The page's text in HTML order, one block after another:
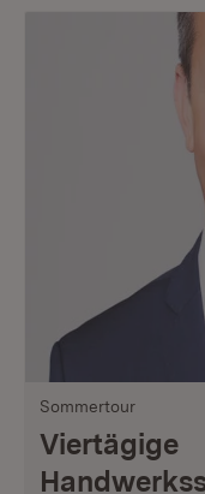
Sommertour
Viertägige